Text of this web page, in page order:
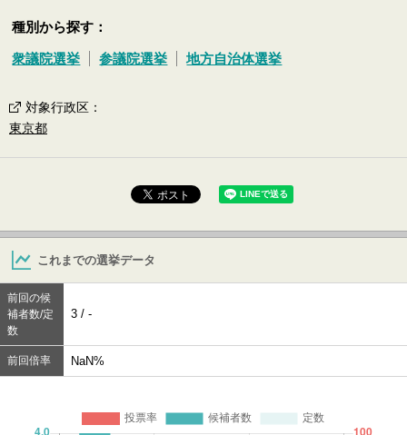
種別から探す：
衆議院選挙 参議院選挙 地方自治体選挙
対象行政区 ：
東京都
これまでの選挙データ
前回の候
補者数/定
数
3 / -
前回倍率 NaN%